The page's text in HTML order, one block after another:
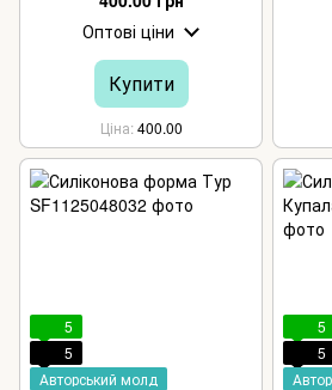
Оптові ціни
Купити
Ціна 400.00
5
5
Авторський молд
5
5